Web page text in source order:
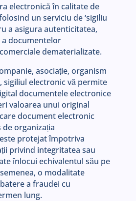
electronică în calitate de
un serviciu de ‘sigiliu
a asigura autenticitatea,
documentelor
dematerializate.
asociație, organism
sigiliul electronic vă permite
documentele electronice
valoarea unui original
document electronic
organizația
protejat împotriva
privind integritatea sau
înlocui echivalentul său pe
o modalitate
a fraudei cu
lung.